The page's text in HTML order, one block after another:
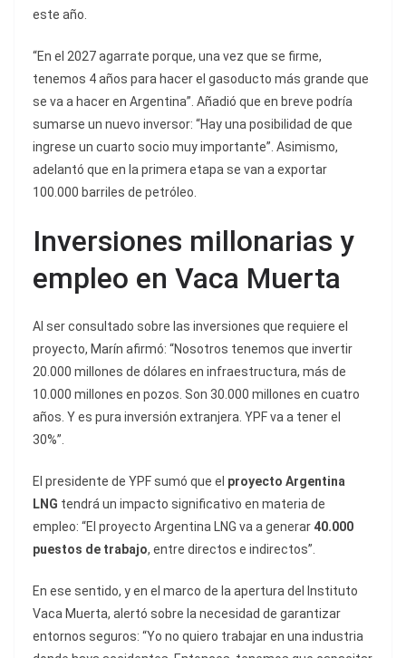
este año.
“En el 2027 agarrate porque, una vez que se firme,
tenemos 4 años para hacer el gasoducto más grande que
se va a hacer en Argentina”. Añadió que en breve podría
sumarse un nuevo inversor: “Hay una posibilidad de que
ingrese un cuarto socio muy importante”. Asimismo,
adelantó que en la primera etapa se van a exportar
100.000 barriles de petróleo.
Inversiones millonarias y
empleo en Vaca Muerta
Al ser consultado sobre las inversiones que requiere el
proyecto, Marín afirmó: “Nosotros tenemos que invertir
20.000 millones de dólares en infraestructura, más de
10.000 millones en pozos. Son 30.000 millones en cuatro
años. Y es pura inversión extranjera. YPF va a tener el
30%”.
El presidente de YPF sumó que el proyecto Argentina
LNG tendrá un impacto significativo en materia de
empleo: “El proyecto Argentina LNG va a generar 40.000
puestos de trabajo, entre directos e indirectos”.
En ese sentido, y en el marco de la apertura del Instituto
Vaca Muerta, alertó sobre la necesidad de garantizar
entornos seguros: “Yo no quiero trabajar en una industria